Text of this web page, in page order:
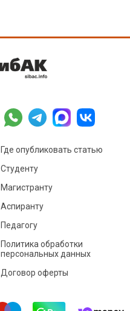
Где опубликовать статью
Студенту
Магистранту
Аспиранту
Педагогу
Политика обработки
персональных данных
Договор оферты